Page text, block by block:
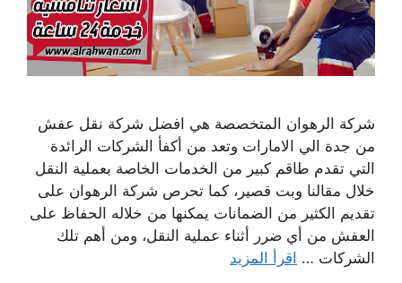
شركة الرهوان المتخصصة هي افضل شركة نقل عفش
من جدة الي الامارات وتعد من أكفأ الشركات الرائدة
التي تقدم طاقم كبير من الخدمات الخاصة بعملية النقل
خلال مقالنا وبت قصير، كما تحرص شركة الرهوان على
تقديم الكثير من الضمانات يمكنها من خلاله الحفاظ على
العفش من أي ضرر أثناء عملية النقل، ومن أهم تلك
الشركات … اقرأ المزيد